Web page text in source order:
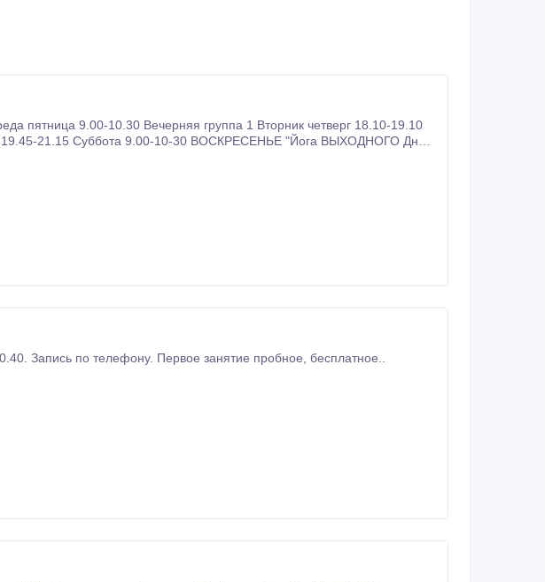
Вечерняя группа 1 Вторник четверг 18.10-19.10
Набор новых групп в 10.00, 12.30, 13.00, 18.20, 19.30, 20.40. Запись по телефону. Первое занятие пробное, бесплатное..